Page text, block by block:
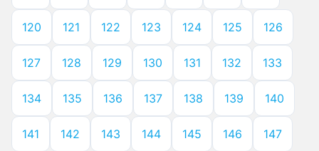
120 121 122 123 124 125 126
127 128 129 130 131 132 133
134 135 136 137 138 139 140
141 142 143 144 145 146 147